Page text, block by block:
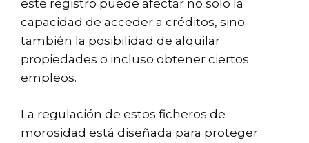
este registro puede afectar no solo la
capacidad de acceder a créditos, sino
también la posibilidad de alquilar
propiedades o incluso obtener ciertos
empleos.
La regulación de estos ficheros de
morosidad está diseñada para proteger